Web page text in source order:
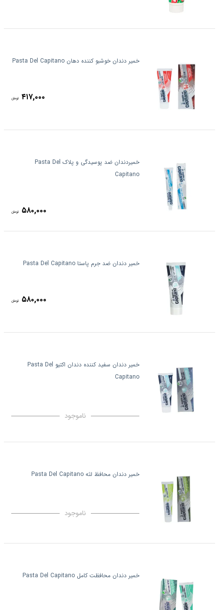
خمیر دندان خوشبو کننده دهان Pasta Del Capitano
۴۱۷,۰۰۰ تومان
خمیردندان ضد پوسیدگی و پلاک Pasta Del
Capitano
۵۸۰,۰۰۰ تومان
خمیر دندان ضد جرم پاستا Pasta Del Capitano
۵۸۰,۰۰۰ تومان
خمیر دندان سفید کننده دندان اکتیو Pasta Del
Capitano
ناموجود
خمیر دندان محافظ لثه Pasta Del Capitano
ناموجود
خمیر دندان محافظت کامل Pasta Del Capitano